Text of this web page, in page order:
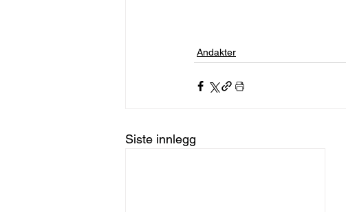
Andakter
Siste innlegg